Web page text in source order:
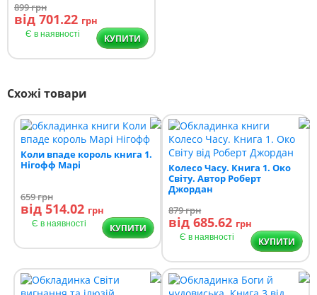
899грн
від 701.22 грн
Є в наявності КУПИТИ
Схожі товари
Коли впаде король книга 1.
Нігофф Марі
659грн
від 514.02 грн
Є в наявності КУПИТИ
Колесо Часу. Книга 1. Око
Світу. Автор Роберт
Джордан
879грн
від 685.62 грн
Є в наявності КУПИТИ